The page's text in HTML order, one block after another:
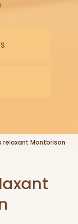
Montbrison